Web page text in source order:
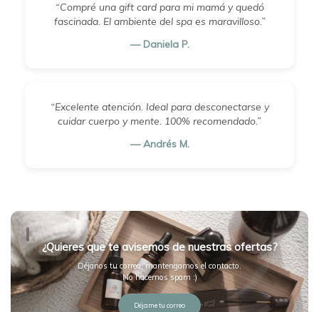
“Compré una gift card para mi mamá y quedó
fascinada. El ambiente del spa es maravilloso.”
— Daniela P.
“Excelente atención. Ideal para desconectarse y
cuidar cuerpo y mente. 100% recomendado.”
— Andrés M.
¿Quieres que te avisemos de nuestras ofertas?
Déjanos tu correo, mantengamos el contacto.
No hacemos spam :)
Déjame tu correo